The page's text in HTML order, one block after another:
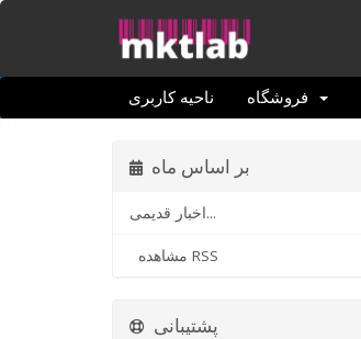
ناحیه کاربری
بر اساس ماه
اخبار قدیمی...
مشاهده RSS
پشتیبانی